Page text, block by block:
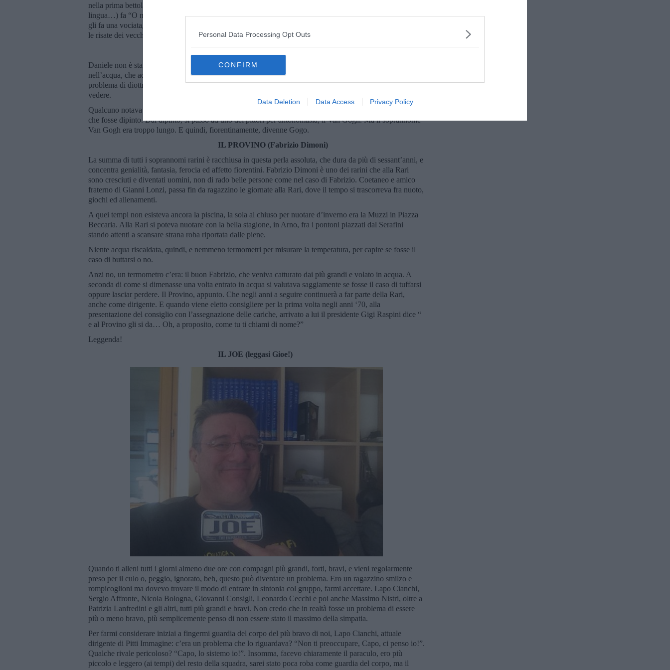
Personal Data Processing Opt Outs
CONFIRM
Data Deletion Data Access Privacy Policy
nella prima bettola che trova. Al che il giovin virgulto (mai avuta troppa propensione a tenere ferma la
lingua…) fa “O non si doveva andare da Aniello?”. Lo Zabba, che non era proprio un tenerone si volta e
gli fa una vociata, apostrofandolo alla fine con qualcosa come “Un rompere i coglioni costì, Agnello!”. Fra
le risate dei vecchi della squadra, che poi continuarono a massacrarlo, era nato l’Agnello.
IL GOGO (Daniele Innocenti)
Daniele non è stato un campione, era un ragazzo di grande forza fisica, non propriamente a suo agio
nell’acqua, che adesso continua a frequentare come idraulico. Giocava in porta, ed aveva anche qualche
problema di diottrie, insomma, fra lui e uno come Stefano Tempesti ci correva come tra mangiare e stare a
vedere.
Qualcuno notava che la sua presenza in porta fosse impalpabile: si diceva, di un portiere che parava poco,
che fosse dipinto. Dal dipinto, si passò ad uno dei pittori per antonomasia, il Van Gogh. Ma il soprannome
Van Gogh era troppo lungo. E quindi, fiorentinamente, divenne Gogo.
IL PROVINO (Fabrizio Dimoni)
La summa di tutti i soprannomi rarini è racchiusa in questa perla assoluta, che dura da più di sessant’anni, e
concentra genialità, fantasia, ferocia ed affetto fiorentini. Fabrizio Dimoni è uno dei rarini che alla Rari
sono cresciuti e diventati uomini, non di rado belle persone come nel caso di Fabrizio. Coetaneo e amico
fraterno di Gianni Lonzi, passa fin da ragazzino le giornate alla Rari, dove il tempo si trascorreva fra nuoto,
giochi ed allenamenti.
A quei tempi non esisteva ancora la piscina, la sola al chiuso per nuotare d’inverno era la Muzzi in Piazza
Beccaria. Alla Rari si poteva nuotare con la bella stagione, in Arno, fra i pontoni piazzati dal Serafini
stando attenti a scansare strana roba riportata dalle piene.
Niente acqua riscaldata, quindi, e nemmeno termometri per misurare la temperatura, per capire se fosse il
caso di buttarsi o no.
Anzi no, un termometro c’era: il buon Fabrizio, che veniva catturato dai più grandi e volato in acqua. A
seconda di come si dimenasse una volta entrato in acqua si valutava saggiamente se fosse il caso di tuffarsi
oppure lasciar perdere. Il Provino, appunto. Che negli anni a seguire continuerà a far parte della Rari,
anche come dirigente. E quando viene eletto consigliere per la prima volta negli anni ‘70, alla
presentazione del consiglio con l’assegnazione delle cariche, arrivato a lui il presidente Gigi Raspini dice “
e al Provino gli si da… Oh, a proposito, come tu ti chiami di nome?”
Leggenda!
IL JOE (leggasi Gioe!)
Quando ti alleni tutti i giorni almeno due ore con compagni più grandi, forti, bravi, e vieni regolarmente
preso per il culo o, peggio, ignorato, beh, questo può diventare un problema. Ero un ragazzino smilzo e
rompicoglioni ma dovevo trovare il modo di entrare in sintonia col gruppo, farmi accettare. Lapo Cianchi,
Sergio Affronte, Nicola Bologna, Giovanni Consigli, Leonardo Cecchi e poi anche Massimo Nistri, oltre a
Patrizia Lanfredini e gli altri, tutti più grandi e bravi. Non credo che in realtà fosse un problema di essere
più o meno bravo, più semplicemente penso di non essere stato il massimo della simpatia.
Per farmi considerare iniziai a fingermi guardia del corpo del più bravo di noi, Lapo Cianchi, attuale
dirigente di Pitti Immagine: c’era un problema che lo riguardava? “Non ti preoccupare, Capo, ci penso io!”.
Qualche rivale pericoloso? “Capo, lo sistemo io!”. Insomma, facevo chiaramente il paraculo, ero più
piccolo e leggero (ai tempi) del resto della squadra, sarei stato poca roba come guardia del corpo, ma il